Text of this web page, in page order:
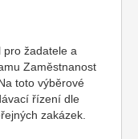
pro žadatele a
Zaměstnanost
toto výběrové
řízení dle
zakázek.